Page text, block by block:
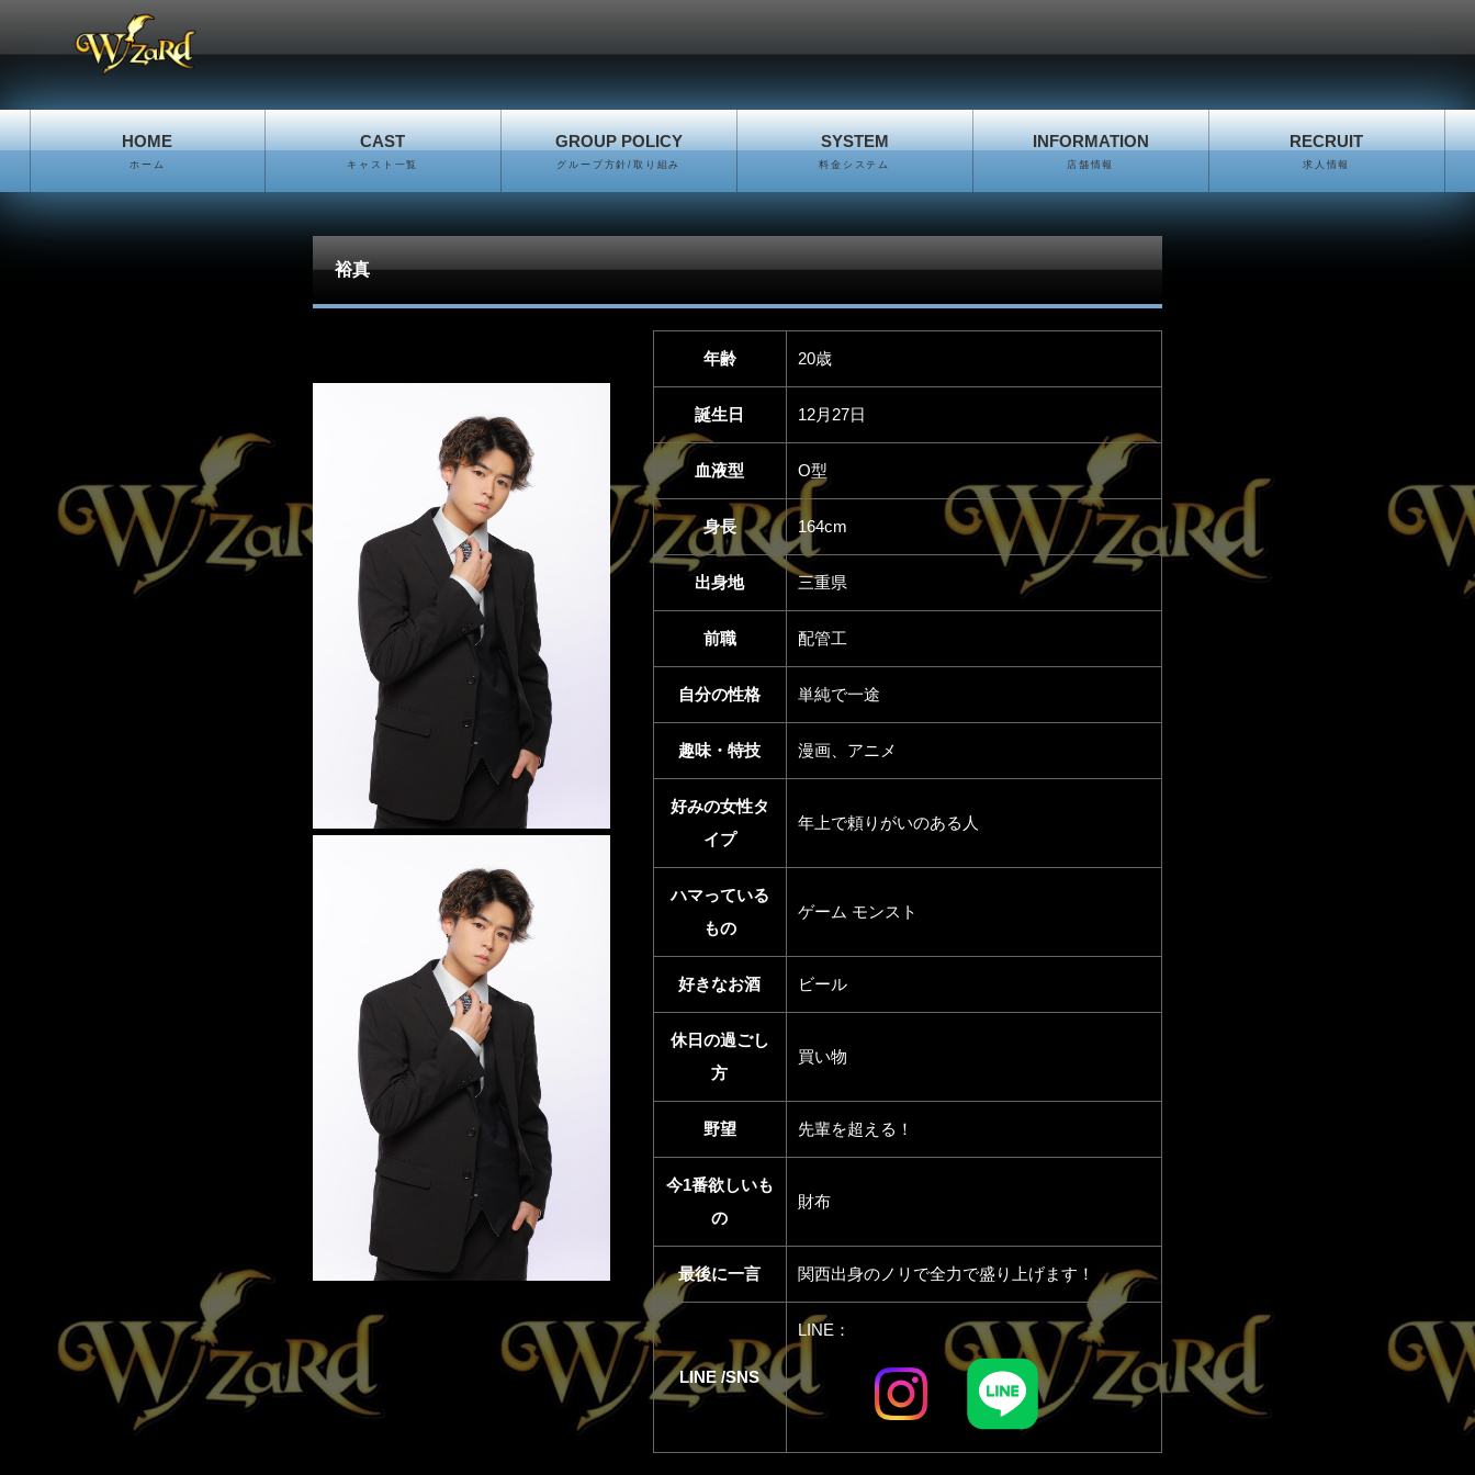
HOME
ホーム
CAST
キャスト一覧
GROUP POLICY
グループ方針/取り組み
SYSTEM
料金システム
INFORMATION
店舗情報
RECRUIT
求人情報
裕真
年齢 20歳
誕生日 12月27日
血液型 O型
身長 164cm
出身地 三重県
前職 配管工
自分の性格 単純で一途
趣味・特技 漫画、アニメ
好みの女性タ
イプ
年上で頼りがいのある人
ハマっている
もの
ゲーム モンスト
好きなお酒 ビール
休日の過ごし
方
買い物
野望 先輩を超える！
今1番欲しいも
の
財布
最後に一言 関西出身のノリで全力で盛り上げます！
LINE /SNS
LINE：